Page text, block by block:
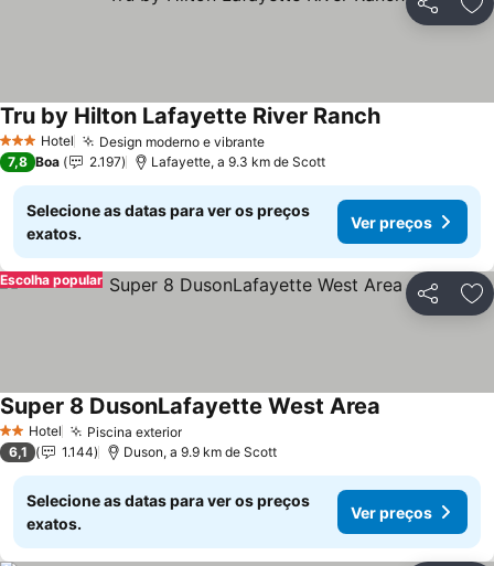
Partilhar
3 EstrelasHotel Design moderno e vibranteVer preços
Tru by Hilton Lafayette River RanchVer preços
7,8 Boa 2.197 Lafayette, a 9.3 km de Scott
Selecione as datas para ver os preços
exatos.
Ver preços
Partilhar
Escolha popular
2 Estrelas
Hotel Piscina exteriorVer preços
Super 8 DusonLafayette West Area
6,1 1.144 Duson, a 9.9 km de Scott
Selecione as datas para ver os preços
exatos.
Ver preços